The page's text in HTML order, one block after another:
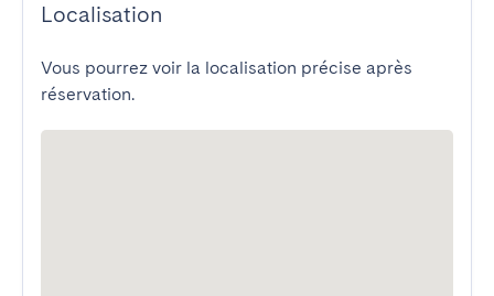
Localisation
Vous pourrez voir la localisation précise après
réservation.